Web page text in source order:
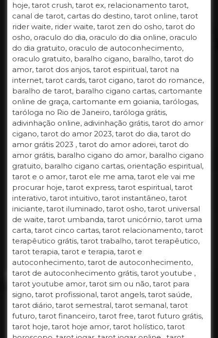
hoje, tarot crush, tarot ex, relacionamento tarot,
canal de tarot, cartas do destino, tarot online, tarot
rider waite, rider waite, tarot zen do osho, tarot do
osho, oraculo do dia, oraculo do dia online, oraculo
do dia gratuito, oraculo de autoconhecimento,
oraculo gratuito, baralho cigano, baralho, tarot do
amor, tarot dos anjos, tarot espiritual, tarot na
internet, tarot cards, tarot cigano, tarot do romance,
baralho de tarot, baralho cigano cartas, cartomante
online de graça, cartomante em goiania, tarólogas,
taróloga no Rio de Janeiro, taróloga grátis,
adivinhação online, adivinhação grátis, tarot do amor
cigano, tarot do amor 2023, tarot do dia, tarot do
amor grátis 2023 , tarot do amor adorei, tarot do
amor grátis, baralho cigano do amor, baralho cigano
gratuito, baralho cigano cartas, orientação espiritual,
tarot e o amor, tarot ele me ama, tarot ele vai me
procurar hoje, tarot express, tarot espiritual, tarot
interativo, tarot intuitivo, tarot instantâneo, tarot
iniciante, tarot iluminado, tarot osho, tarot universal
de waite, tarot umbanda, tarot unicórnio, tarot uma
carta, tarot cinco cartas, tarot relacionamento, tarot
terapêutico grátis, tarot trabalho, tarot terapêutico,
tarot terapia, tarot e terapia, tarot e
autoconhecimento, tarot de autoconhecimento,
tarot de autoconhecimento grátis, tarot youtube ,
tarot youtube amor, tarot sim ou não, tarot para
signo, tarot profissional, tarot angels, tarot saúde,
tarot diário, tarot semestral, tarot semanal, tarot
futuro, tarot financeiro, tarot free, tarot futuro grátis,
tarot hoje, tarot hoje amor, tarot holístico, tarot